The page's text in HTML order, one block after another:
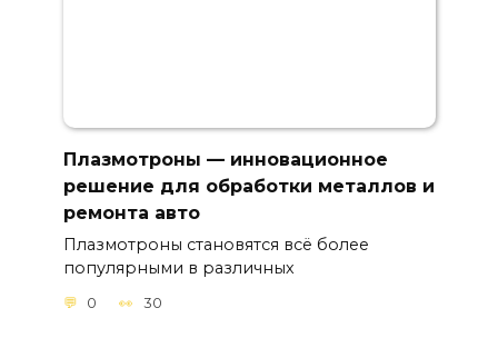
Плазмотроны — инновационное
решение для обработки металлов и
ремонта авто
Плазмотроны становятся всё более
популярными в различных
0 30